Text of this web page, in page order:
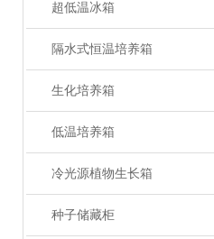
超低温冰箱
隔水式恒温培养箱
生化培养箱
低温培养箱
冷光源植物生长箱
种子储藏柜